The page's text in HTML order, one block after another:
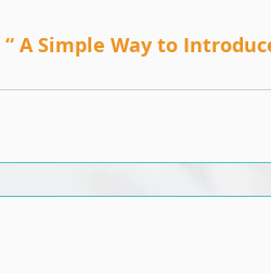
“ A Simple Way to